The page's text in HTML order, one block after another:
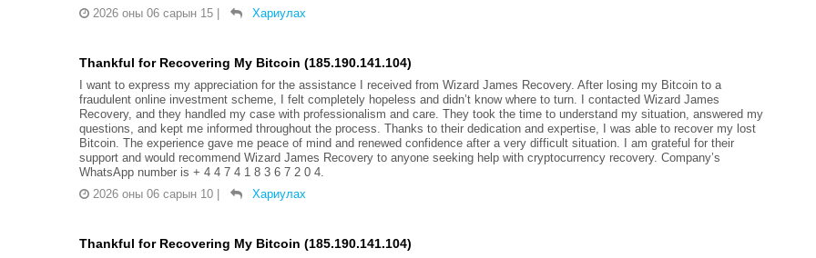
2026 оны 06 сарын 15
Хариулах
Thankful for Recovering My Bitcoin (185.190.141.104)
I want to express my appreciation for the assistance I received from Wizard James Recovery. After losing my Bitcoin to a
fraudulent online investment scheme, I felt completely hopeless and didn’t know where to turn. I contacted Wizard James
Recovery, and they handled my case with professionalism and care. They took the time to understand my situation, answered my
questions, and kept me informed throughout the process. Thanks to their dedication and expertise, I was able to recover my lost
Bitcoin. The experience gave me peace of mind and renewed confidence after a very difficult situation. I am grateful for their
support and would recommend Wizard James Recovery to anyone seeking help with cryptocurrency recovery. Company’s
WhatsApp number is + 4 4 7 4 1 8 3 6 7 2 0 4.
2026 оны 06 сарын 10
Хариулах
Thankful for Recovering My Bitcoin (185.190.141.104)